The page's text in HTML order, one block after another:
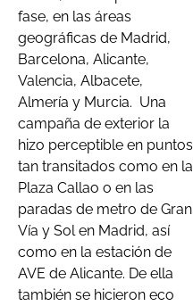
fase, en las áreas
geográficas de Madrid,
Barcelona, Alicante,
Valencia, Albacete,
Almería y Murcia. Una
campaña de exterior la
hizo perceptible en puntos
tan transitados como en la
Plaza Callao o en las
paradas de metro de Gran
Vía y Sol en Madrid, así
como en la estación de
AVE de Alicante. De ella
también se hicieron eco